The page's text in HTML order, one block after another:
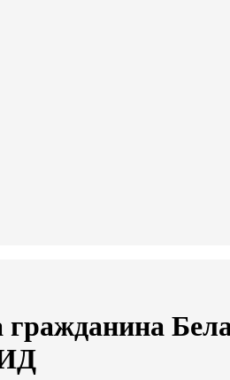
гражданина